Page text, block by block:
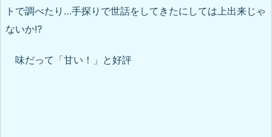
トで調べたり…手探りで世話をしてきたにしては上出来じゃ
ないか⁉︎
味だって「甘い！」と好評